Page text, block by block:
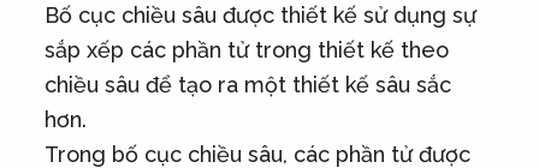
Bố cục chiều sâu được thiết kế sử dụng sự
sắp xếp các phần tử trong thiết kế theo
chiều sâu để tạo ra một thiết kế sâu sắc
hơn.
Trong bố cục chiều sâu, các phần tử được